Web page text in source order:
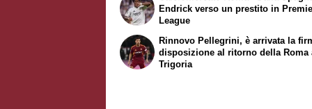
Endrick verso un prestito in
League
Rinnovo Pellegrini, è arrivata la
disposizione al ritorno della Roma
Trigoria